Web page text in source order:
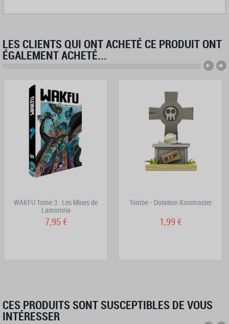
LES CLIENTS QUI ONT ACHETÉ CE PRODUIT ONT
ÉGALEMENT ACHETÉ...
WAKFU Tome 3 : Les Mines de
Lamororia
7,95 €
Tombe - Dotation Krosmaster
1,99 €
CES PRODUITS SONT SUSCEPTIBLES DE VOUS
INTÉRESSER